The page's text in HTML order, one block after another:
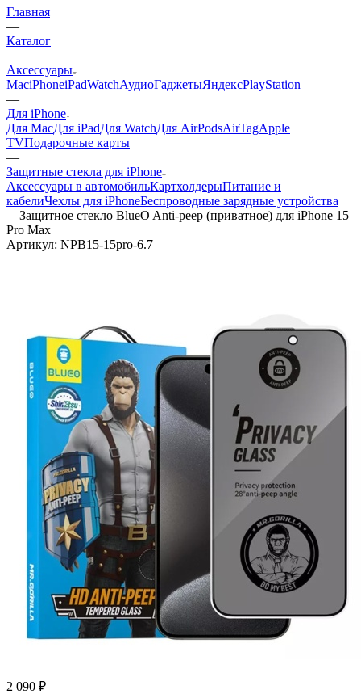
Главная
—
Каталог
—
Аксессуары
MaciPhoneiPadWatchАудиоГаджетыЯндексPlayStation
—
Для iPhone
Для MacДля iPadДля WatchДля AirPodsAirTagApple
TVПодарочные карты
—
Защитные стекла для iPhone
Аксессуары в автомобильКартхолдерыПитание и
кабелиЧехлы для iPhoneБеспроводные зарядные устройства
—Защитное стекло BlueO Anti-peep (приватное) для iPhone 15
Pro Max
Артикул: NPB15-15pro-6.7
2 090 ₽